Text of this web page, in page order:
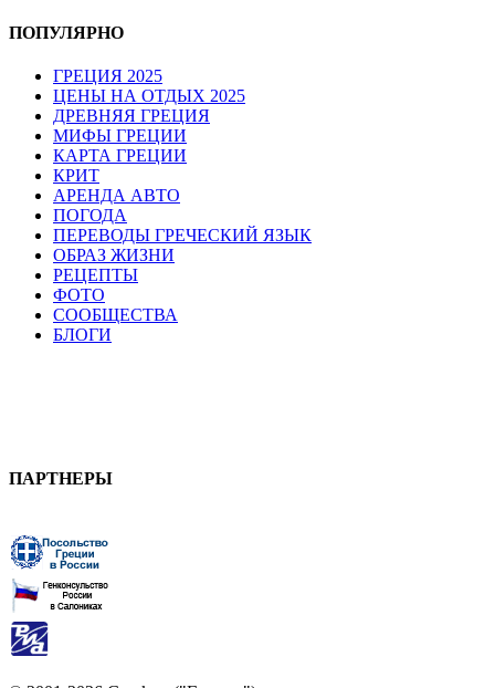
ПОПУЛЯРНО
ГРЕЦИЯ 2025
ЦЕНЫ НА ОТДЫХ 2025
ДРЕВНЯЯ ГРЕЦИЯ
МИФЫ ГРЕЦИИ
КАРТА ГРЕЦИИ
КРИТ
АРЕНДА АВТО
ПОГОДА
ПЕРЕВОДЫ ГРЕЧЕСКИЙ ЯЗЫК
ОБРАЗ ЖИЗНИ
РЕЦЕПТЫ
ФОТО
СООБЩЕСТВА
БЛОГИ
ПАРТНЕРЫ